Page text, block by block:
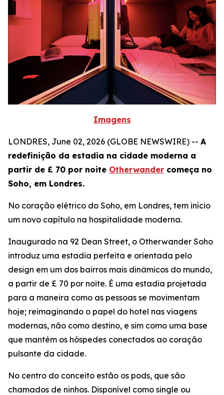
Imagens
LONDRES, June 02, 2026 (GLOBE NEWSWIRE) -- A
redefinição da estadia na cidade moderna a
partir de £ 70 por noite Otherwander começa no
Soho, em Londres.
No coração elétrico do Soho, em Londres, tem início
um novo capítulo na hospitalidade moderna.
Inaugurado na 92 Dean Street, o Otherwander Soho
introduz uma estadia perfeita e orientada pelo
design em um dos bairros mais dinâmicos do mundo,
a partir de £ 70 por noite. É uma estadia projetada
para a maneira como as pessoas se movimentam
hoje; reimaginando o papel do hotel nas viagens
modernas, não como destino, e sim como uma base
que mantém os hóspedes conectados ao coração
pulsante da cidade.
No centro do conceito estão os pods, que são
chamados de ninhos. Disponível como single ou